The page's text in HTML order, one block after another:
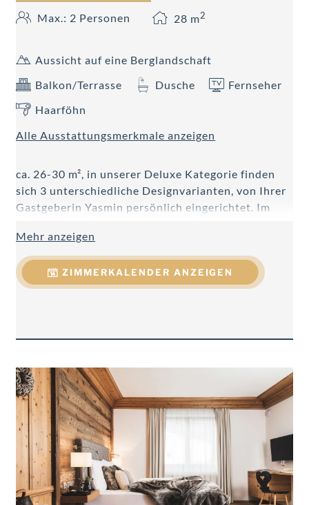
Max.: 2 Personen 28 m2
Aussicht auf eine Berglandschaft
Balkon/Terrasse
Dusche
Fernseher
Haarföhn
Alle Ausstattungsmerkmale anzeigen
ca. 26-30 m², in unserer Deluxe Kategorie finden
sich 3 unterschiedliche Designvarianten, von Ihrer
Gastgeberin Yasmin persönlich eingerichtet. Im
moderne Klarheit, welche in Kombination mit
gemütlichen Details jede Menge Raum zum
Wohlfühlen bieten - modernes Badezimmer mit
Regendusche, großteils Doppelwaschtisch, Föhn,
teilweise Balkon.
Mehr anzeigen
ZIMMERKALENDER ANZEIGEN